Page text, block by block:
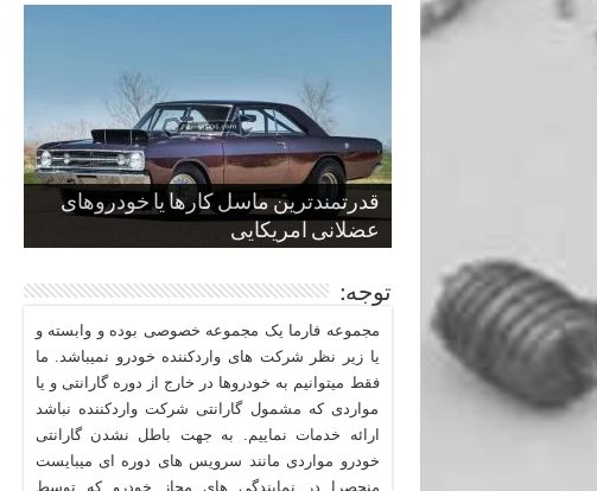
چگونگی ذخیره و فروختن سوخت
هیدروژنی
قدرتمندترین ماسل کارها یا خودروهای
عضلانی امریکایی
چرا نمک باعث خوردگی خودرو می شود؟
پنج کابین جذاب سال های اخیر صنعت
خودروسازی
از صفر تا صد طراحی خودرو قسمت
سوم
توجه:
مجموعه فارما یک مجموعه خصوصی بوده و وابسته و
یا زیر نظر شرکت های واردکننده خودرو نمیباشد. ما
فقط میتوانیم به خودروها در خارج از دوره گارانتی و یا
مواردی که مشمول گارانتی شرکت واردکننده نباشد
ارائه خدمات نماییم. به جهت باطل نشدن گارانتی
خودرو مواردی مانند سرویس های دوره ای میبایست
منحصرا در نمایندگی های مجاز خودرو که توسط